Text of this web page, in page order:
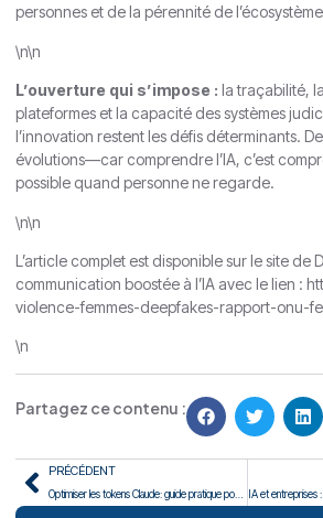
personnes et de la pérennité de
\n\n
L’ouverture qui s’impose : la traçabilité,
plateformes et la capacité des systèmes
l’innovation restent les défis déterminants.
évolutions—car comprendre l’IA, c’est
possible quand personne ne regarde.
\n\n
L’article complet est disponible sur le site de
communication boostée à l’IA avec le lien :
violence-femmes-deepfakes-rapport-onu-
\n
Partagez ce contenu :
PRÉCÉDENT